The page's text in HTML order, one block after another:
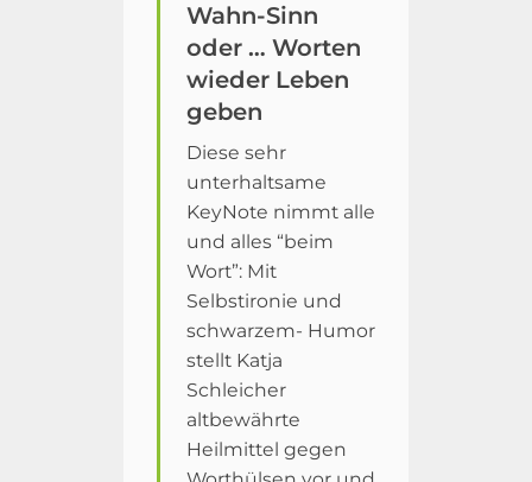
Wahn-Sinn
oder … Worten
wieder Leben
geben
Diese sehr
unterhaltsame
KeyNote nimmt alle
und alles “beim
Wort”: Mit
Selbstironie und
schwarzem- Humor
stellt Katja
Schleicher
altbewährte
Heilmittel gegen